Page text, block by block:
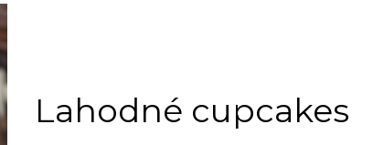
Lahodné cupcakes